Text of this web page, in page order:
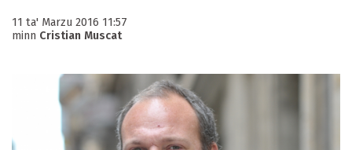
11 ta' Marzu 2016 11:57
minn Cristian Muscat